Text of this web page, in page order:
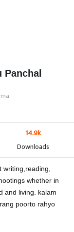
Panchal
14.9k
Downloads
whether in
and living. kalam
poorto rahyo